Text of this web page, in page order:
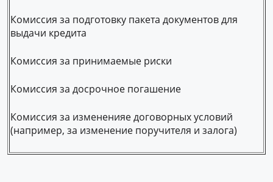
Комиссия за подготовку пакета документов для
выдачи кредита
Комиссия за принимаемые риски
Комиссия за досрочное погашение
Комиссия за измененияе договорных условий
(например, за изменение поручителя и залога)